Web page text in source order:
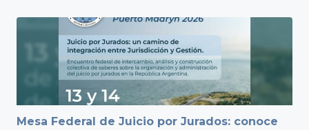
Mesa Federal de Juicio por Jurados: conoce